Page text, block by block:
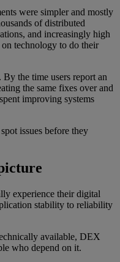
were simpler and mostly
of distributed
and increasingly high
technology to do their
the time users report an
the same fixes over and
improving systems
issues before they
experience their digital
stability to reliability
available, DEX
who depend on it.